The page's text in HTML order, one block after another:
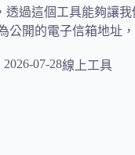
透過這個工具能夠讓
公開的電子信箱地址
2026-07-28線上工具